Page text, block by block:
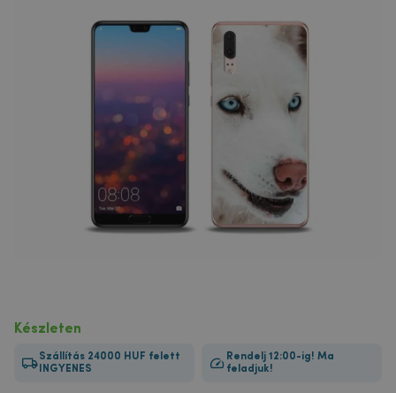
Készleten
Szállítás 24000 HUF felett
INGYENES
Rendelj 12:00-ig! Ma
feladjuk!